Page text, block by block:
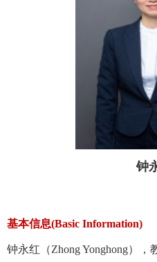
钟
基本信息(Basic Information)
钟永红（Zhong Yonghong），